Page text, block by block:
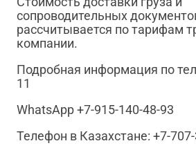
сопроводительных
рассчитывается по тарифам
компании.
Подробная информация по
11
WhatsApp +7-915-140-48-93
Телефон в Казахстане: +7-